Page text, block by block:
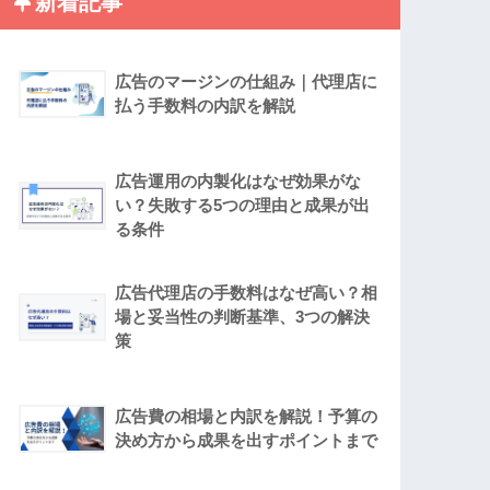
広告のマージンの仕組み｜代理店に
払う手数料の内訳を解説
広告運用の内製化はなぜ効果がな
い？失敗する5つの理由と成果が出
る条件
広告代理店の手数料はなぜ高い？相
場と妥当性の判断基準、3つの解決
策
広告費の相場と内訳を解説！予算の
決め方から成果を出すポイントまで